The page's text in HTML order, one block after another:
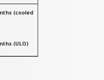
(cooled
(ULO)